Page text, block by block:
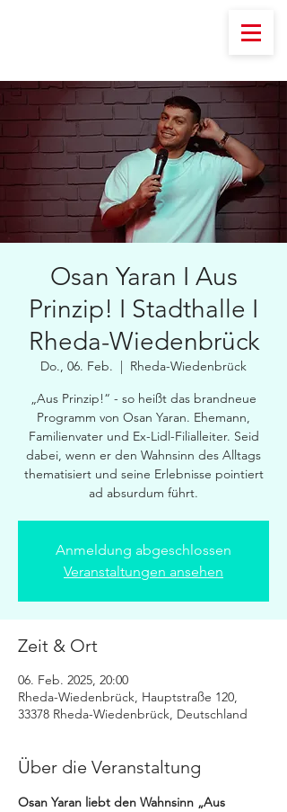
Osan Yaran I Aus
Prinzip! I Stadthalle I
Rheda-Wiedenbrück
Do., 06. Feb.
  |
Rheda-Wiedenbrück
„Aus Prinzip!“ - so heißt das brandneue
Programm von Osan Yaran. Ehemann,
Familienvater und Ex-Lidl-Filialleiter. Seid
dabei, wenn er den Wahnsinn des Alltags
thematisiert und seine Erlebnisse pointiert
ad absurdum führt.
Anmeldung abgeschlossen
Veranstaltungen ansehen
Zeit & Ort
06. Feb. 2025, 20:00
Rheda-Wiedenbrück, Hauptstraße 120,
33378 Rheda-Wiedenbrück, Deutschland
Über die Veranstaltung
Osan Yaran liebt den Wahnsinn „Aus